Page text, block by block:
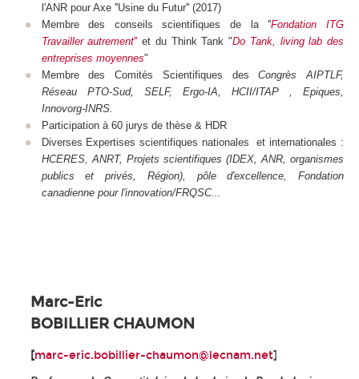
l'ANR pour Axe ''Usine du Futur'' (2017)
Membre des conseils scientifiques de la ''Fondation ITG
Travailler autrement'' et du Think Tank "Do Tank, living lab des
entreprises moyennes"
Membre des Comités Scientifiques desCongrès AIPTLF,
Réseau PTO-Sud, SELF, Ergo-IA, HCII/ITAP , Epiques,
Innovorg-INRS.
Participation à 60 jurys de thèse & HDR
Diverses Expertises scientifiques nationales et internationales :
HCERES, ANRT, Projets scientifiques (IDEX, ANR, organismes
publics et privés, Région), pôle d'excellence, Fondation
canadienne pour l'innovation/FRQSC...
Marc-Eric
BOBILLIER CHAUMON
[marc-eric.bobillier-chaumon@lecnam.net]